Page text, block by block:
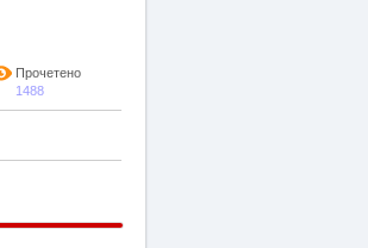
Прочетено
1488